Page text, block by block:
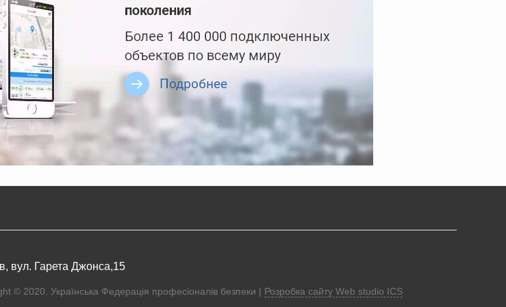
вул. Гарета Джонса,15
© 2020. Українська Федерація професіоналів безпеки | Розробка сайту Web studio ICS